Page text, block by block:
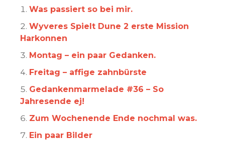
Was passiert so bei mir.
Wyveres Spielt Dune 2 erste Mission
Harkonnen
Montag – ein paar Gedanken.
Freitag – affige zahnbürste
Gedankenmarmelade #36 – So
Jahresende ej!
Zum Wochenende Ende nochmal was.
Ein paar Bilder